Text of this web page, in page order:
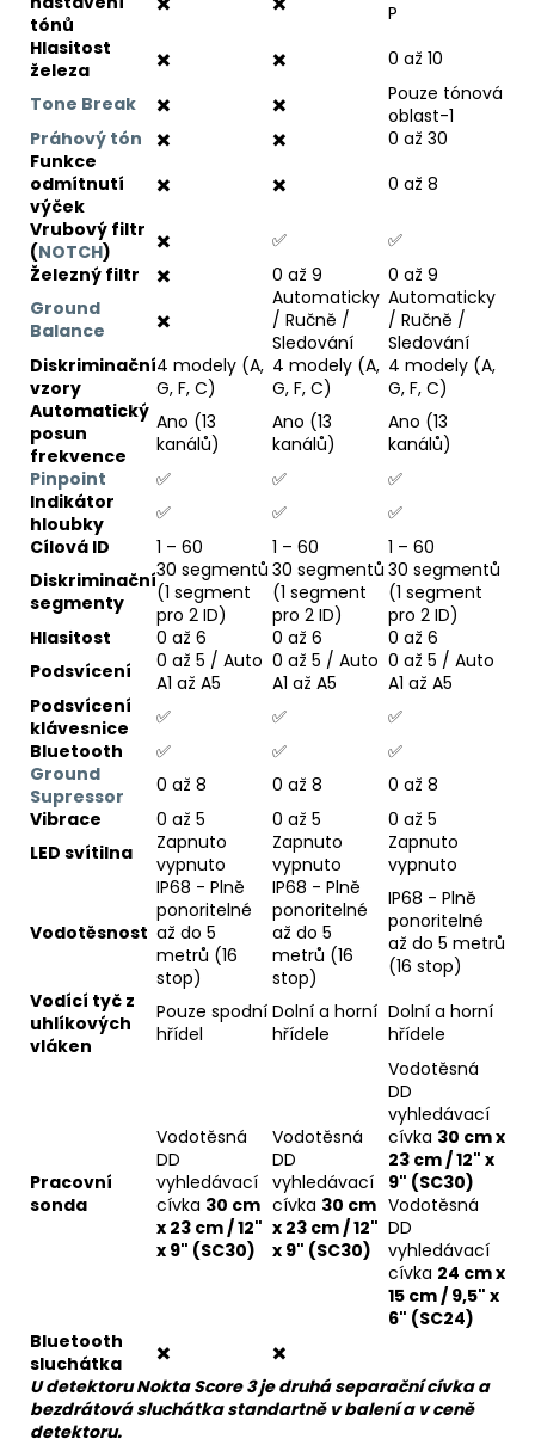
tónů
P
Hlasitost
železa
✖️ ✖️
0 až 10
Tone Break
✖️ ✖️
Pouze tónová
oblast-1
Práhový tón
✖️ ✖️
0 až 30
Funkce
odmítnutí
výček
✖️ ✖️
0 až 8
Vrubový filtr
(NOTCH) ✖️ ✅
✅
Železný filtr
✖️ 0 až 9
0 až 9
Ground
Balance
✖️
Automaticky
/ Ručně /
Sledování
Automaticky
/ Ručně /
Sledování
Diskriminační
vzory
4 modely (A,
G, F, C)
4 modely (A,
G, F, C)
4 modely (A,
G, F, C)
Automatický
posun
frekvence
Ano (13
kanálů)
Ano (13
kanálů)
Ano (13
kanálů)
Pinpoint
✅ ✅
✅
Indikátor
hloubky
✅ ✅
✅
Cílová ID
1 – 60 1 – 60
1 – 60
Diskriminační
segmenty
30 segmentů
(1 segment
pro 2 ID)
30 segmentů
(1 segment
pro 2 ID)
30 segmentů
(1 segment
pro 2 ID)
Hlasitost
0 až 6 0 až 6
0 až 6
Podsvícení
0 až 5 / Auto
A1 až A5
0 až 5 / Auto
A1 až A5
0 až 5 / Auto
A1 až A5
Podsvícení
klávesnice
✅ ✅
✅
Bluetooth
✅ ✅
✅
Ground
Supressor
0 až 8 0 až 8
0 až 8
Vibrace
0 až 5 0 až 5
0 až 5
LED svítilna
Zapnuto
vypnuto
Zapnuto
vypnuto
Zapnuto
vypnuto
Vodotěsnost
IP68 - Plně
ponoritelné
až do 5
metrů (16
stop)
IP68 - Plně
ponoritelné
až do 5
metrů (16
stop)
IP68 - Plně
ponoritelné
až do 5 metrů
(16 stop)
Vodící tyč z
uhlíkových
vláken
Pouze spodní
hřídel
Dolní a horní
hřídele
Dolní a horní
hřídele
Pracovní
sonda
Vodotěsná
DD
vyhledávací
cívka 30 cm
x 23 cm / 12"
x 9" (SC30)
Vodotěsná
DD
vyhledávací
cívka 30 cm
x 23 cm / 12"
x 9" (SC30)
Vodotěsná
DD
vyhledávací
cívka 30 cm x
23 cm / 12" x
9" (SC30)
Vodotěsná
DD
vyhledávací
cívka 24 cm x
15 cm / 9,5" x
6" (SC24)
Bluetooth
sluchátka
✖️
✖️
U detektoru Nokta Score 3 je druhá separační cívka a
bezdrátová sluchátka standartně v balení a v ceně
detektoru.